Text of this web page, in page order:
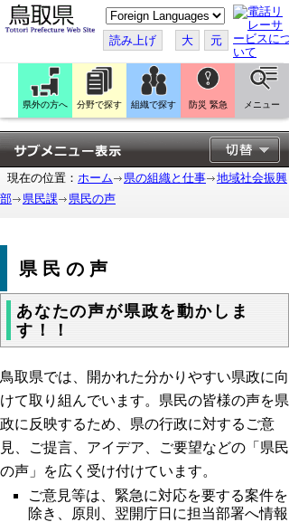
こ
の
ペ
ー
ジ
翻
訳
す
る
読み上げ 大 元
県外の方へ 分野で探す 組織で探す 防災 緊急 メニュー
現在の位置： ホーム 県の組織と仕事
地域社会振興
部
県民課 県民の声
県民の声
あなたの声が県政を動かしま
す！！
鳥取県では、開かれた分かりやすい県政に向
けて取り組んでいます。県民の皆様の声を県
政に反映するため、県の行政に対するご意
見、ご提言、アイデア、ご要望などの「県民
の声」を広く受け付けています。
ご意見等は、緊急に対応を要する案件を
除き、原則、翌開庁日に担当部署へ情報